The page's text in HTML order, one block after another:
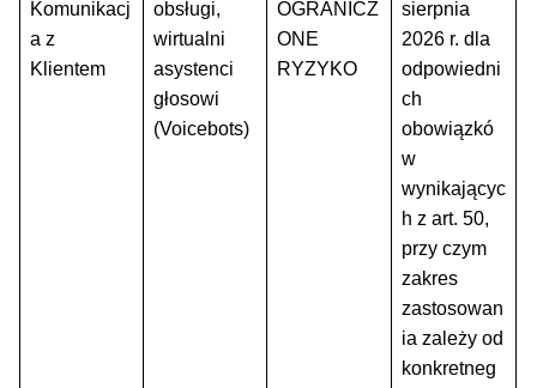
Komunikacj
a z
Klientem
obsługi,
wirtualni
asystenci
głosowi
(Voicebots)
OGRANICZ
ONE
RYZYKO
sierpnia
2026 r. dla
odpowiedni
ch
obowiązkó
w
wynikającyc
h z art. 50,
przy czym
zakres
zastosowan
ia zależy od
konkretneg